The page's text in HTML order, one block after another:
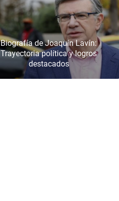
Biografía de Joaquín Lavín:
Trayectoria política y logros
destacados